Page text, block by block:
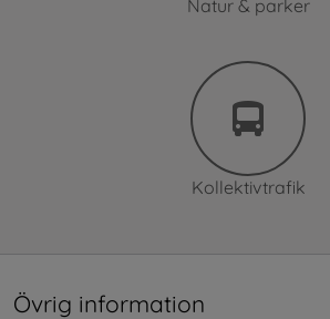
Natur & parker
Kollektivtrafik
Övrig information